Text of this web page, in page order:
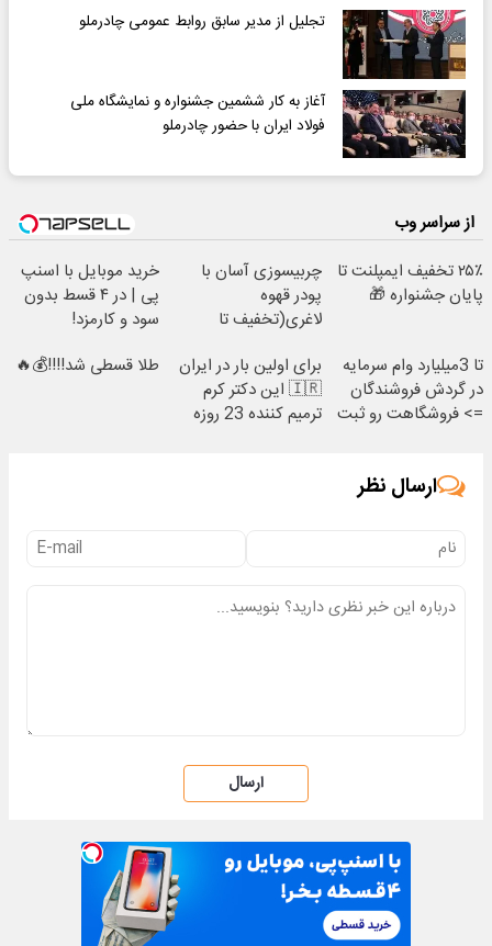
تجلیل از مدیر سابق روابط عمومی چادرملو
آغاز به کار ششمین جشنواره و نمایشگاه ملی
فولاد ایران با حضور چادرملو
از سراسر وب
۲۵٪ تخفیف ایمپلنت تا
پایان جشنواره 🎁
چربیسوزی آسان با
پودر قهوه
لاغری(تخفیف تا
خرید موبایل با اسنپ
پی | در ۴ قسط بدون
سود و کارمزد!
تا 3میلیارد وام سرمایه
در گردش فروشندگان
=> فروشگاهت رو ثبت
برای اولین بار در ایران
🇮🇷 این دکتر کرم
ترمیم کننده 23 روزه
طلا قسطی شد!!!!💰🔥
ارسال نظر
ارسال